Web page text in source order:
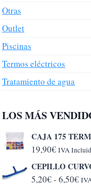
Otras
Outlet
Piscinas
Termos eléctricos
Tratamiento de agua
LOS MÁS
CAJA 175
19,90€ IVA
CEPILLO
5,20€- 6,50€